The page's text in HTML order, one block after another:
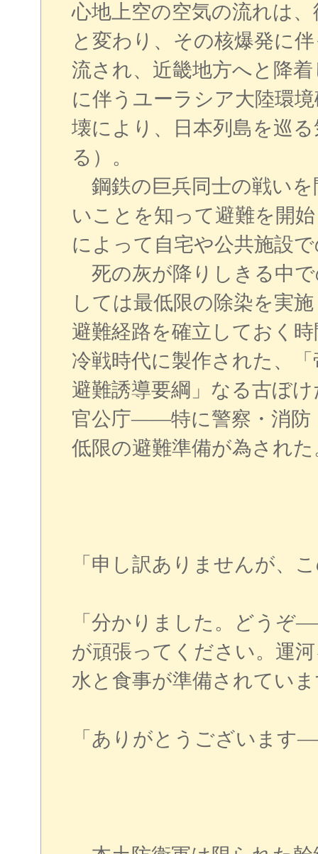
心地上空の空気の流れは
と変わり、その核爆発に
流され、近畿地方へと降
に伴うユーラシア大陸環
壊により、日本列島を巡
る）。
鋼鉄の巨兵同士の戦いを
いことを知って避難を開
によって自宅や公共施設
死の灰が降りしきる中
しては最低限の除染を実
避難経路を確立しておく
冷戦時代に製作された、
避難誘導要綱」なる古ぼ
官公庁――特に警察・消防
低限の避難準備が為された
「申し訳ありませんが、
「分かりました。どうぞ
が頑張ってください。運
水と食事が準備されてい
「ありがとうございます